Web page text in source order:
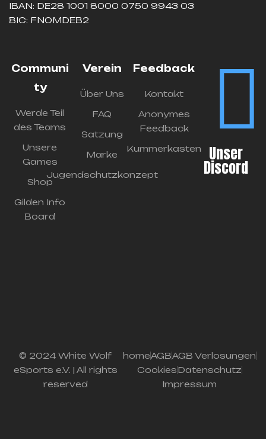
IBAN: DE28 1001 8000 0750 9943 03
BIC: FNOMDEB2
Communi
ty
Werde Teil
des Teams
Unsere
Games
Shop
Gilden Info
Board
Verein
Über Uns
FAQ
Satzung
Marke
Jugendschutzkonzept
Feedback
Kontakt
Anonymes
Feedback
Kummerkasten
Unser
Discord
© 2024 White Wolf
eSports e.V. | All rights
reserved
homeAGBAGB Verlosungen
CookiesDatenschutz
Impressum